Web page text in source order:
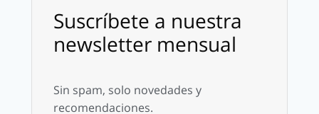
Suscríbete a nuestra
newsletter mensual
Sin spam, solo novedades y
recomendaciones.